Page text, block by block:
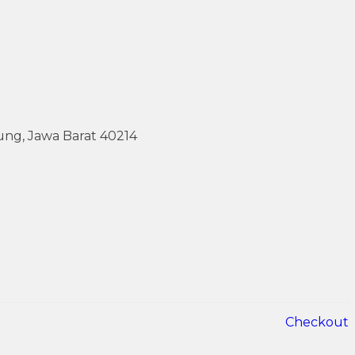
Jawa Barat 40214
Checkout